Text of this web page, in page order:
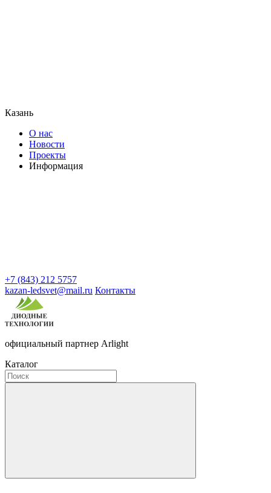
Казань
О нас
Новости
Проекты
Информация
+7 (843) 212 5757
kazan-ledsvet@mail.ru Контакты
официальный партнер Arlight
Каталог